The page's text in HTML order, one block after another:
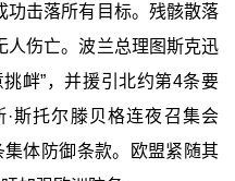
功击落所有目标。残骸散落
人伤亡。波兰总理图斯克迅
衅”，并援引北约第4条要
斯托尔滕贝格连夜召集会
体防御条款。欧盟紧随其